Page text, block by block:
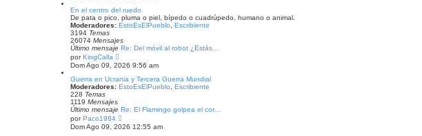
s
a
j
ú
l
t
m
o
m
e
n
s
a
e
En el centro del ruedo
De pata o pico, pluma o piel, bípedo o cuadrúpedo, humano o animal.
Moderadores: EstoEsElPueblo
Escribiente
3194 Temas
26074 Mensajes
Último mensaje Re: Del móvil al robot ¿Estás…
porKingCalla
e
r
ú
l
m
o
m
e
Dom Ago 09, 2026 9:56 am
Guerra en Ucrania y Tercera Guerra Mundial
Moderadores: EstoEsElPueblo
Escribiente
228 Temas
1119 Mensajes
Último mensaje Re: El Flamingo golpea el cor…
porPaco1984
e
r
Dom Ago 09, 2026 12:55 am